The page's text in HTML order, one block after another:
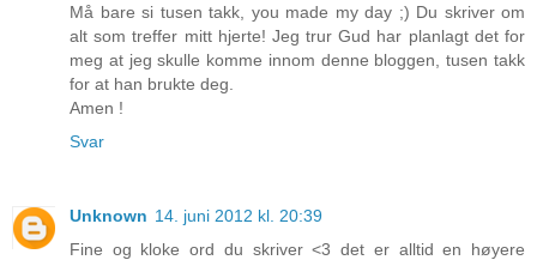
Må bare si tusen takk, you made my day ;) Du skriver om
alt som treffer mitt hjerte! Jeg trur Gud har planlagt det for
meg at jeg skulle komme innom denne bloggen, tusen takk
for at han brukte deg.
Amen !
Svar
Unknown 14. juni 2012 kl. 20:39
Fine og kloke ord du skriver <3 det er alltid en høyere